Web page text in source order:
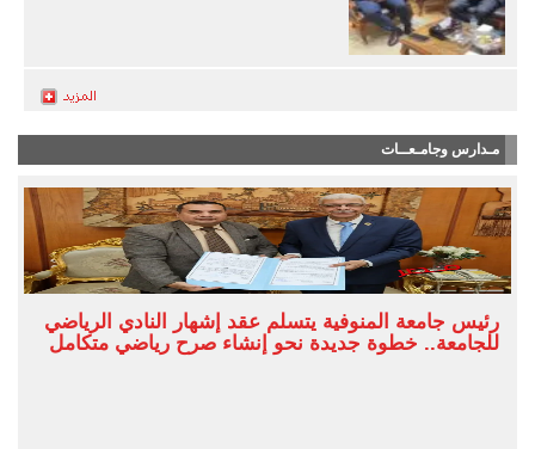
مـدارس وجامـعــات
رئيس جامعة المنوفية يتسلم عقد إشهار النادي الرياضي
للجامعة.. خطوة جديدة نحو إنشاء صرح رياضي متكامل